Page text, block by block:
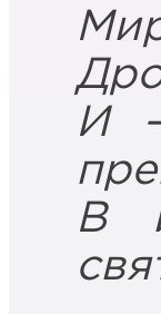
И
В